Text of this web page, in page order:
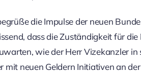
die Impulse der neuen
dass die Zuständigkeit für
wie der Herr Vizekanzler
neuen Geldern Initiativen an